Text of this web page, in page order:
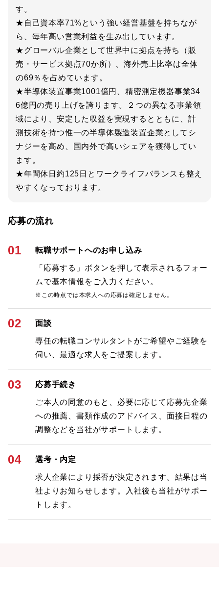
す。
★自己資本率71%という強い経営基盤を持ちなが
ら、毎年高い営業利益を生み出しています。
★グローバル企業として世界中に拠点を持ち（販
売・サービス拠点70か所）、海外売上比率は全体
の69％を占めています。
★半導体装置事業1001億円、精密測定機器事業34
6億円の売り上げを誇ります。２つの異なる事業領
域により、安定した収益を実現するとともに、計
測技術を持つ惟一の半導体製造装置企業としてシ
ナジーを高め、国内外で高いシェアを獲得してい
ます。
★年間休日約125日とワークライフバランスも整え
やすくなっております。
応募の流れ
01 転職サポートへのお申し込み
「応募する」ボタンを押して表示されるフォー
ムで基本情報をご入力ください。
※この時点では本求人への応募は確定しません。
02 面談
専任の転職コンサルタントがご希望やご経験を
伺い、最適な求人をご提案します。
03 応募手続き
ご本人の同意のもと、必要に応じて応募先企業
への推薦、書類作成のアドバイス、面接日程の
調整などを当社がサポートします。
04 選考・内定
求人企業により採否が決定されます。結果は当
社よりお知らせします。入社後も当社がサポー
トします。